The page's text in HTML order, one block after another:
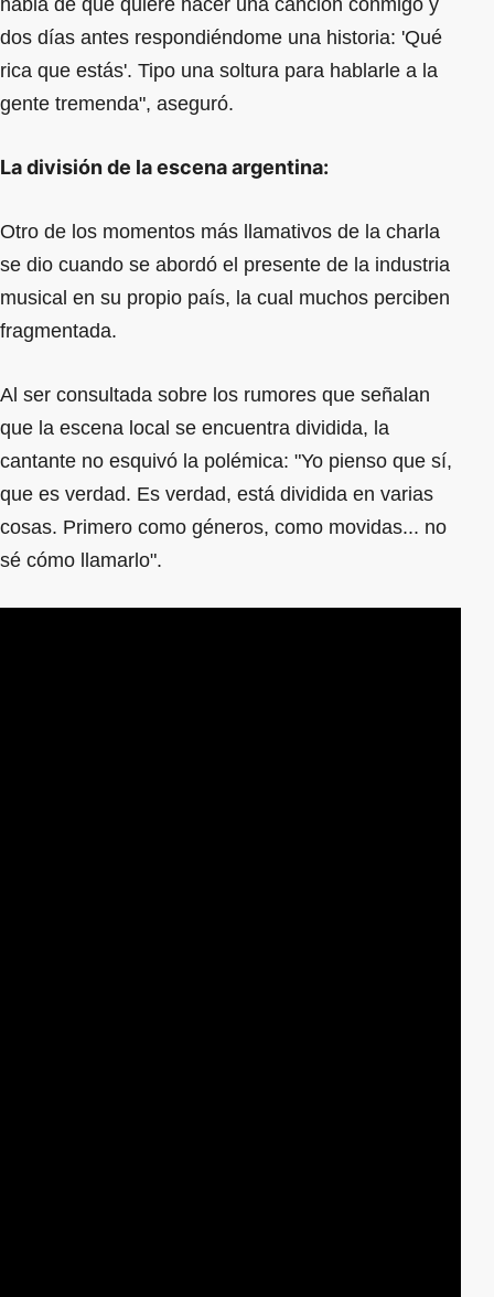
dos días antes respondiéndome una historia: 'Qué
rica que estás'. Tipo una soltura para hablarle a la
gente tremenda", aseguró.
La división de la escena argentina:
Otro de los momentos más llamativos de la charla
se dio cuando se abordó el presente de la industria
musical en su propio país, la cual muchos perciben
fragmentada.
Al ser consultada sobre los rumores que señalan
que la escena local se encuentra dividida, la
cantante no esquivó la polémica: "Yo pienso que sí,
que es verdad. Es verdad, está dividida en varias
cosas. Primero como géneros, como movidas... no
sé cómo llamarlo".